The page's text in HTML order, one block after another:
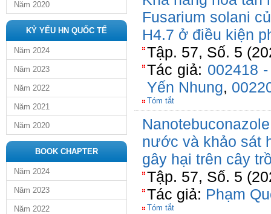
Năm 2020
KỶ YẾU HN QUỐC TẾ
Năm 2024
Năm 2023
Năm 2022
Năm 2021
Năm 2020
BOOK CHAPTER
Năm 2024
Năm 2023
Năm 2022
Fusarium solani
H4.7 ở điều kiện
Tập. 57, Số. 5
Tác giả: 002418
Yến Nhung,
Tóm tắt
nước và khảo sát
gây hại trên cây
Tập. 57, Số. 5
Tác giả: Phạm
Tóm tắt